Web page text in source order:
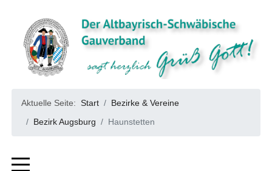
Aktuelle Seite:Start
Bezirke & Vereine
Bezirk Augsburg
Haunstetten